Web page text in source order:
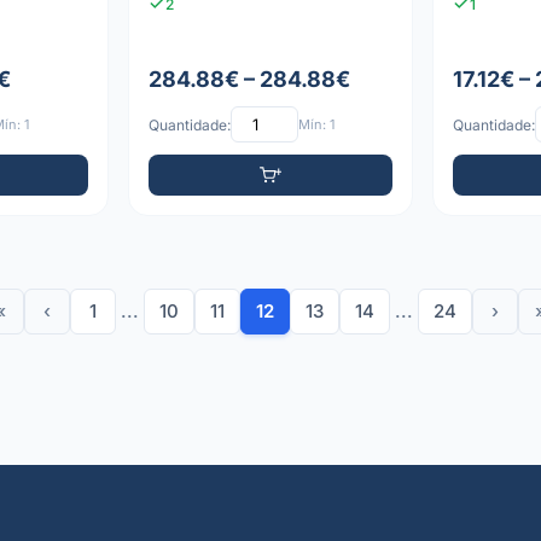
1
2
284.88€ – 284.88€
Quantidade: Mín: 1
1
17.12€
Quantidade:
‹ 1 ... 10 11 12 13 14 ... 24 ›